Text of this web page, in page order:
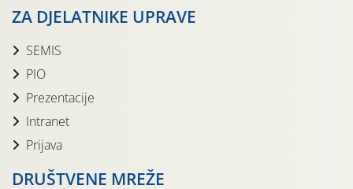
ZA DJELATNIKE UPRAVE
SEMIS
PIO
Prezentacije
Intranet
Prijava
DRUŠTVENE MREŽE